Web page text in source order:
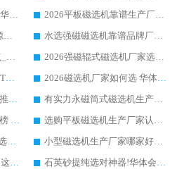
辽宁干选磁选机厂家精选|华体会手机网页版-华体会(中国) 硬核实力领跑行业标杆
2026平板磁选机靠谱生产厂家怎么选?行业标杆华体会手机网页版-华体会(中国) ，凭硬实力脱颖而出
干式磁选机哪家好?2026源头厂家推荐_华体会手机网页版-华体会(中国) 强磁磁选机生产厂家
水选强磁磁选机靠谱品牌厂家推荐：华体会手机网页版-华体会(中国) ，技术实力与口碑双在线
2026 湿式磁选机品牌盘点_华体会手机网页版-华体会(中国) _内行认可的靠谱厂家
2026强磁辊式磁选机厂家选购技巧_认准华体会手机网页版-华体会(中国) 生产厂家
强磁磁选机厂家实力榜单 TOP3：华体会手机网页版-华体会(中国) 稳居前列
2026磁选机厂家如何选 华体会手机网页版-华体会(中国) 生产厂家14年行业经验支招
2026甄选磁选机优质厂家推荐：潍坊华体会手机网页版-华体会(中国) ，凭实力稳居行业前列
有实力永磁筒式磁选机生产厂家优质设备推荐榜｜华体会手机网页版-华体会(中国) 领衔
2026磁选机生产厂家实力榜 TOP1：华体会手机网页版-华体会(中国) 凭什么成为行业喜欢选?
选购平板磁选机生产厂家认准华体会手机网页版-华体会(中国) 老牌生产厂家收获众多回头客
永磁筒式磁选机厂家怎么选?14 年老厂华体会手机网页版-华体会(中国) 凭实力出圈，这 5 大优势太圈粉
小型磁选机生产厂家哪家好?2026 年实测推荐，华体会手机网页版-华体会(中国) 十年口碑厂值得闭眼入
锰矿提纯选对设备才赚钱!这家临朐厂家的强磁辊磁选机凭啥成行业标杆?
石英砂提纯选对神器!华体会手机网页版-华体会(中国) 强磁辊式磁选机价格优势全解析(2026 实测)